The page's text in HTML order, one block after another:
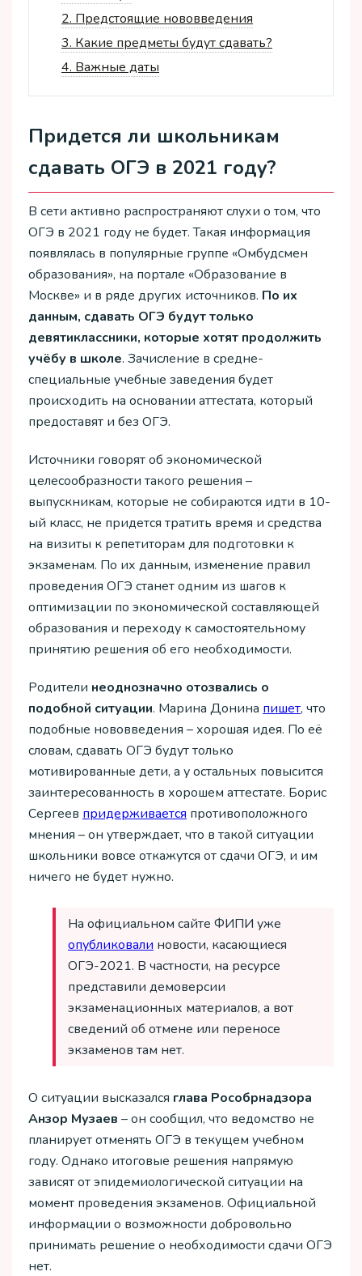
2. Предстоящие нововведения
3. Какие предметы будут сдавать?
4. Важные даты
Придется ли школьникам
сдавать ОГЭ в 2021 году?
В сети активно распространяют слухи о том, что
ОГЭ в 2021 году не будет. Такая информация
появлялась в популярные группе «Омбудсмен
образования», на портале «Образование в
Москве» и в ряде других источников. По их
данным, сдавать ОГЭ будут только
девятиклассники, которые хотят продолжить
учёбу в школе. Зачисление в средне-
специальные учебные заведения будет
происходить на основании аттестата, который
предоставят и без ОГЭ.
Источники говорят об экономической
целесообразности такого решения –
выпускникам, которые не собираются идти в 10-
ый класс, не придется тратить время и средства
на визиты к репетиторам для подготовки к
экзаменам. По их данным, изменение правил
проведения ОГЭ станет одним из шагов к
оптимизации по экономической составляющей
образования и переходу к самостоятельному
принятию решения об его необходимости.
Родители неоднозначно отозвались о
подобной ситуации. Марина Донина пишет, что
подобные нововведения – хорошая идея. По её
словам, сдавать ОГЭ будут только
мотивированные дети, а у остальных повысится
заинтересованность в хорошем аттестате. Борис
Сергеев придерживается противоположного
мнения – он утверждает, что в такой ситуации
школьники вовсе откажутся от сдачи ОГЭ, и им
ничего не будет нужно.
На официальном сайте ФИПИ уже
опубликовали новости, касающиеся
ОГЭ-2021. В частности, на ресурсе
представили демоверсии
экзаменационных материалов, а вот
сведений об отмене или переносе
экзаменов там нет.
О ситуации высказался глава Рособрнадзора
Анзор Музаев – он сообщил, что ведомство не
планирует отменять ОГЭ в текущем учебном
году. Однако итоговые решения напрямую
зависят от эпидемиологической ситуации на
момент проведения экзаменов. Официальной
информации о возможности добровольно
принимать решение о необходимости сдачи ОГЭ
нет.